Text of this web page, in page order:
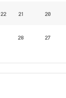
20
21
22
27
28